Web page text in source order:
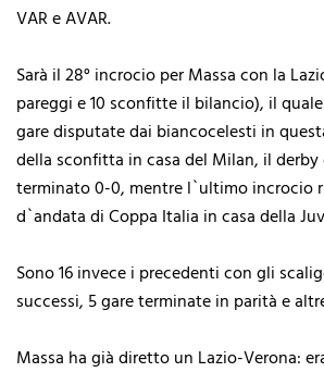
VAR e AVAR.
Sarà il 28° incrocio per Massa con la
pareggi e 10 sconfitte il bilancio), il
gare disputate dai biancocelesti in
della sconfitta in casa del Milan, il
terminato 0-0, mentre l`ultimo incrocio
d`andata di Coppa Italia in casa della
Sono 16 invece i precedenti con gli
successi, 5 gare terminate in parità e
Massa ha già diretto un Lazio-Verona: